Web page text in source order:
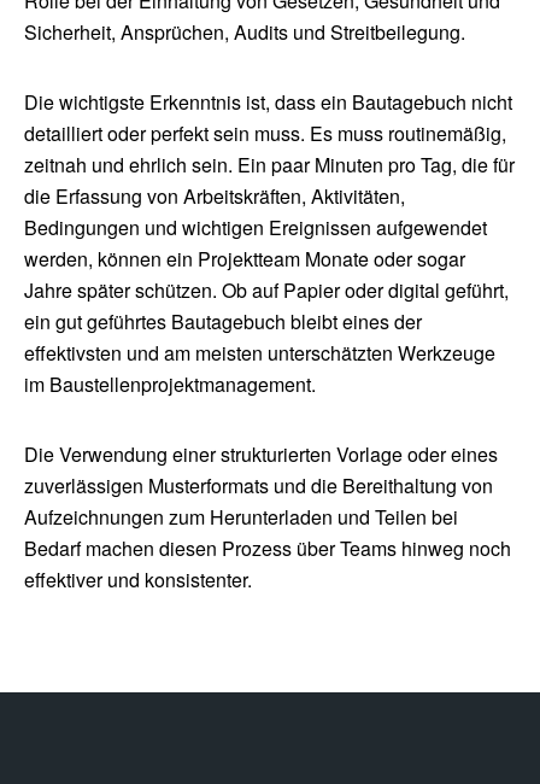
Sicherheit, Ansprüchen, Audits und Streitbeilegung.
Die wichtigste Erkenntnis ist, dass ein Bautagebuch nicht
detailliert oder perfekt sein muss. Es muss routinemäßig,
zeitnah und ehrlich sein. Ein paar Minuten pro Tag, die für
die Erfassung von Arbeitskräften, Aktivitäten,
Bedingungen und wichtigen Ereignissen aufgewendet
werden, können ein Projektteam Monate oder sogar
Jahre später schützen. Ob auf Papier oder digital geführt,
ein gut geführtes Bautagebuch bleibt eines der
effektivsten und am meisten unterschätzten Werkzeuge
im Baustellenprojektmanagement.
Die Verwendung einer strukturierten Vorlage oder eines
zuverlässigen Musterformats und die Bereithaltung von
Aufzeichnungen zum Herunterladen und Teilen bei
Bedarf machen diesen Prozess über Teams hinweg noch
effektiver und konsistenter.